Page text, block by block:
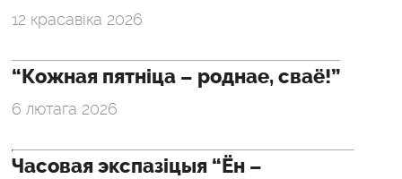
12 красавіка 2026
“Кожная пятніца – роднае, сваё!”
6 лютага 2026
Часовая экспазіцыя “Ён –